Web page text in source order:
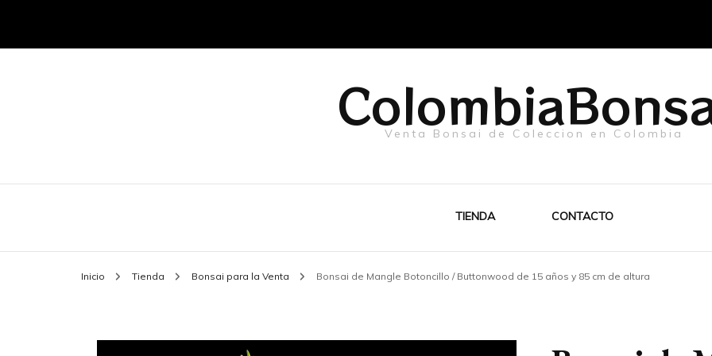
Venta Bonsai de Coleccion en Colombia
TIENDA CONTACTO
Inicio Tienda Bonsai para la Venta Bonsai de Mangle Botoncillo / Buttonwood de 15 años y 85 cm de altura